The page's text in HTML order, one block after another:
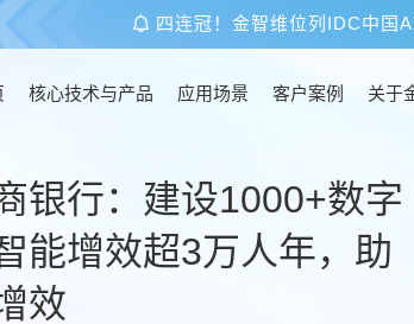
四连冠！金智维位列IDC中国
核心技术与产品 应用场景 客户案例 关于
银行：建设1000+数字
能增效超3万人年，助
效